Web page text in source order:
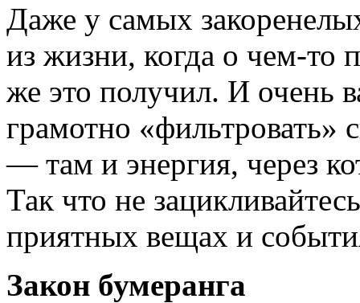
Даже у самых
из жизни, когда о чем-
же это получил. И очень
грамотно «фильтровать»
— там и энергия, через
Так что не
приятных вещах и
Закон бумеранга